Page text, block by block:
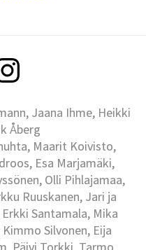
Jaana Ihme, Heikki
Åberg
Maarit Koivisto,
Esa Marjamäki,
Olli Pihlajamaa,
Ruuskanen, Jari ja
Santamala, Mika
Silvonen, Eija